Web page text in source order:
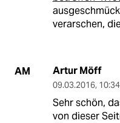
verarschen,
AM Artur Möff
09.03.2016,
Sehr schön,
von dieser